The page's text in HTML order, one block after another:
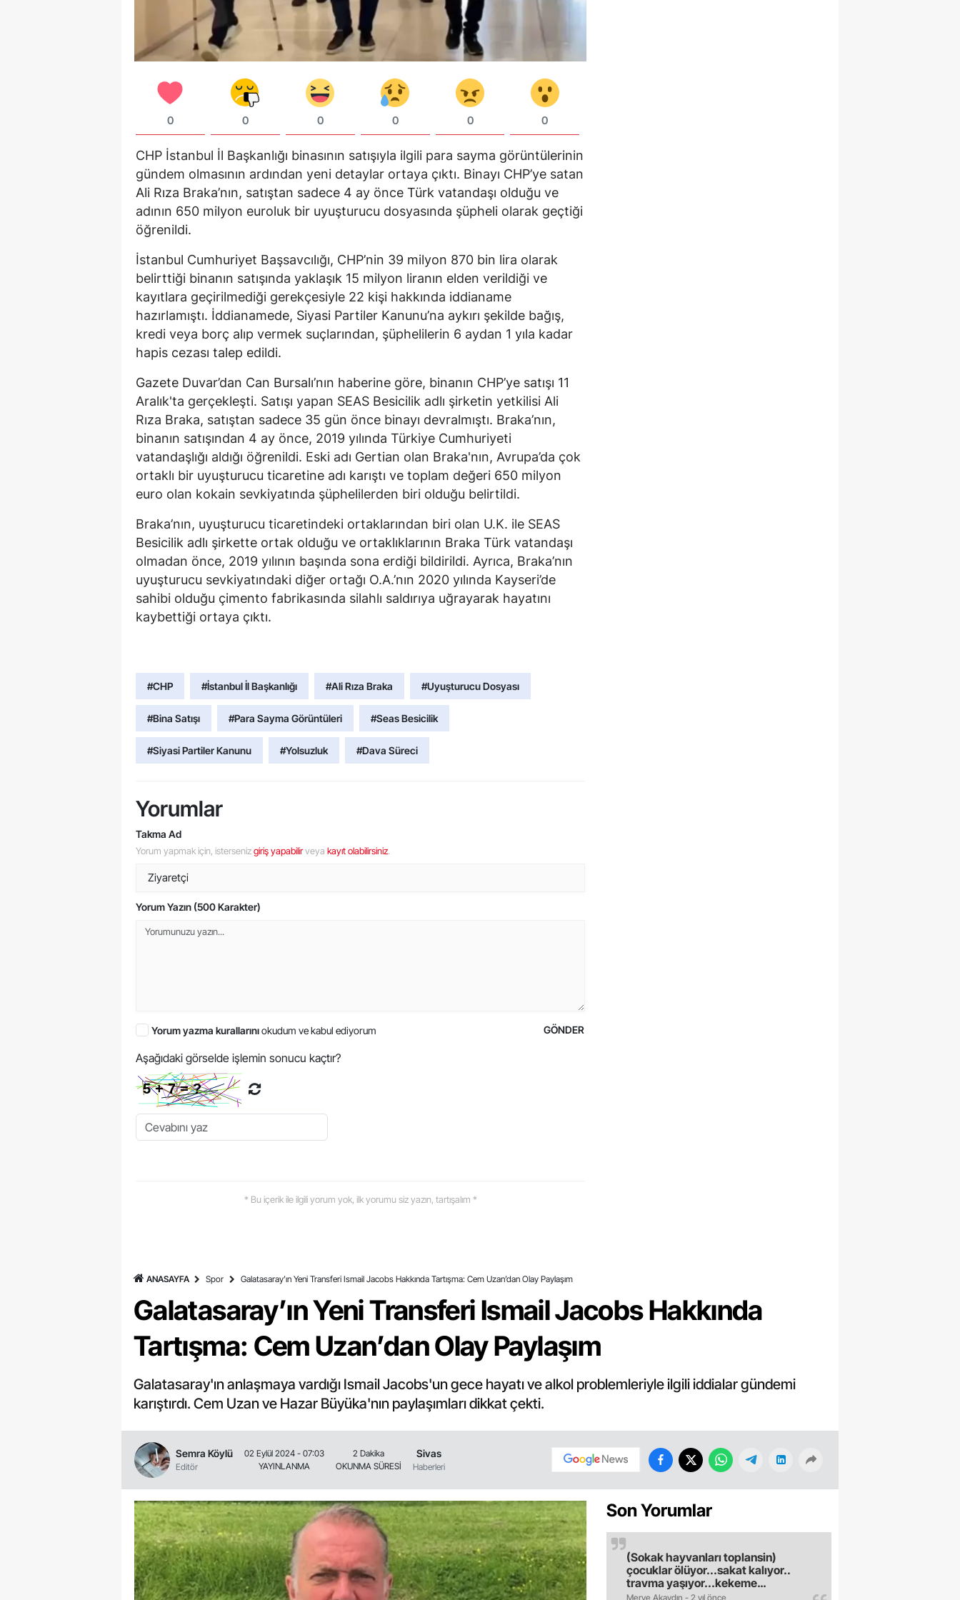
0 0 0 0 0 0
CHP İstanbul İl Başkanlığı binasının satışıyla ilgili para sayma görüntülerinin
gündem olmasının ardından yeni detaylar ortaya çıktı. Binayı CHP’ye satan
Ali Rıza Braka’nın, satıştan sadece 4 ay önce Türk vatandaşı olduğu ve
adının 650 milyon euroluk bir uyuşturucu dosyasında şüpheli olarak geçtiği
öğrenildi.
İstanbul Cumhuriyet Başsavcılığı, CHP’nin 39 milyon 870 bin lira olarak
belirttiği binanın satışında yaklaşık 15 milyon liranın elden verildiği ve
kayıtlara geçirilmediği gerekçesiyle 22 kişi hakkında iddianame
hazırlamıştı. İddianamede, Siyasi Partiler Kanunu’na aykırı şekilde bağış,
kredi veya borç alıp vermek suçlarından, şüphelilerin 6 aydan 1 yıla kadar
hapis cezası talep edildi.
Gazete Duvar’dan Can Bursalı’nın haberine göre, binanın CHP’ye satışı 11
Aralık'ta gerçekleşti. Satışı yapan SEAS Besicilik adlı şirketin yetkilisi Ali
Rıza Braka, satıştan sadece 35 gün önce binayı devralmıştı. Braka’nın,
binanın satışından 4 ay önce, 2019 yılında Türkiye Cumhuriyeti
vatandaşlığı aldığı öğrenildi. Eski adı Gertian olan Braka'nın, Avrupa’da çok
ortaklı bir uyuşturucu ticaretine adı karıştı ve toplam değeri 650 milyon
euro olan kokain sevkiyatında şüphelilerden biri olduğu belirtildi.
Braka’nın, uyuşturucu ticaretindeki ortaklarından biri olan U.K. ile SEAS
Besicilik adlı şirkette ortak olduğu ve ortaklıklarının Braka Türk vatandaşı
olmadan önce, 2019 yılının başında sona erdiği bildirildi. Ayrıca, Braka’nın
uyuşturucu sevkiyatındaki diğer ortağı O.A.’nın 2020 yılında Kayseri’de
sahibi olduğu çimento fabrikasında silahlı saldırıya uğrayarak hayatını
kaybettiği ortaya çıktı.
#CHP #İstanbul İl Başkanlığı #Ali Rıza Braka #Uyuşturucu Dosyası
#Bina Satışı #Para Sayma Görüntüleri #Seas Besicilik
#Siyasi Partiler Kanunu #Yolsuzluk #Dava Süreci
Yorumlar
Takma Ad
Yorum yapmak için, istersenizgiriş yapabilirveya kayıt olabilirsiniz.
Yorum Yazın (500 Karakter)
GÖNDER
Yorum yazma kurallarınıokudum ve kabul ediyorum
Aşağıdaki görselde işlemin sonucu kaçtır?
* Bu içerik ile ilgili yorum yok, ilk yorumu siz yazın, tartışalım *
ANASAYFA Spor Galatasaray’ın Yeni Transferi Ismail Jacobs Hakkında Tartışma: Cem Uzan’dan Olay Paylaşım
Galatasaray’ın Yeni Transferi Ismail Jacobs Hakkında
Tartışma: Cem Uzan’dan Olay Paylaşım
Galatasaray'ın anlaşmaya vardığı Ismail Jacobs'un gece hayatı ve alkol problemleriyle ilgili iddialar gündemi
karıştırdı. Cem Uzan ve Hazar Büyüka'nın paylaşımları dikkat çekti.
Semra Köylü
Editör
02 Eylül 2024 - 07:03
YAYINLANMA
2 Dakika
OKUNMA SÜRESİ
Sivas
Haberleri
Son Yorumlar
Merve Akaydın - 2 yıl önce
(Sokak hayvanları toplansin)
çocuklar ölüyor...sakat kalıyor..
travma yaşıyor...kekeme
oluyor..gece sokağa çikilmiyor..dışkı